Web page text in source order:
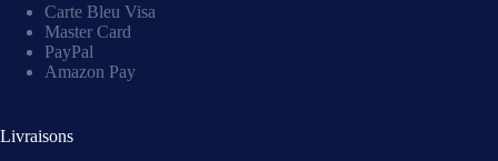
Carte Bleu Visa
Master Card
PayPal
Amazon Pay
Livraisons